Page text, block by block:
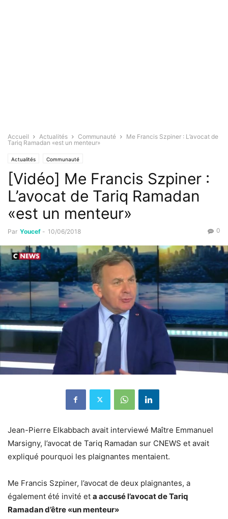
Accueil Actualités Communauté
Me Francis Szpiner : L’avocat de
Tariq Ramadan «est un menteur»
Actualités Communauté
[Vidéo] Me Francis Szpiner :
L’avocat de Tariq Ramadan
«est un menteur»
Par Youcef - 10/06/2018 0
Jean-Pierre Elkabbach avait interviewé Maître Emmanuel
Marsigny, l’avocat de Tariq Ramadan sur CNEWS et avait
expliqué pourquoi les plaignantes mentaient.
Me Francis Szpiner, l’avocat de deux plaignantes, a
également été invité et a accusé l’avocat de Tariq
Ramadan d’être «un menteur»